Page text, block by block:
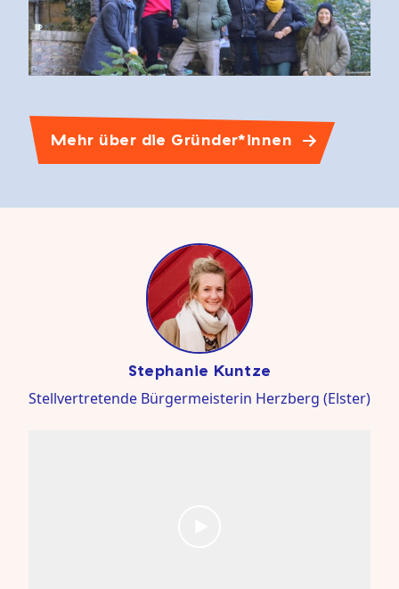
Mehr über die Gründer*innen
Stephanie Kuntze
Stellvertretende Bürgermeisterin Herzberg (Elster)